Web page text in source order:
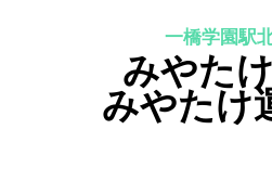
一橋学園駅
みやた
みやたけ